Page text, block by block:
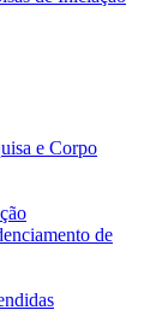
e Corpo
de